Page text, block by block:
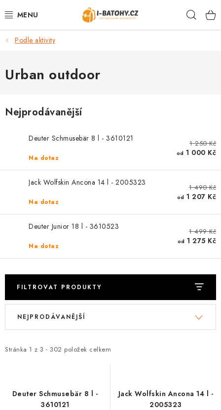
na
VÝPRODEJ %
BATOHY
CESTOVNÍ ZAVAZADLA
PENĚŽENKY
DOPLŇKY A PŘÍSLUŠENSTVÍ
PODLE AKTIVITY
ZNAČKY
Doprava a platba Vše o nákupu Kontakty
Poradna
O nás
Blog
Podle aktivity
Urban outdoor
Nejprodávanější
Deuter Schmusebär 8 l - 3610121
Na dotaz
1 250 Kč
od 1 000 Kč
Jack Wolfskin Ancona 14 l - 2005323
Na dotaz
1 490 Kč
od 1 207 Kč
Deuter Junior 18 l - 3610523
Na dotaz
1 499 Kč
od 1 275 Kč
FILTROVAT PRODUKTY
V
i
Stránka 1 z 3 - 302 položek celkem
Ř
e
NEJPRODÁVANĚJŠÍ
Deuter Schmusebär 8 l -
3610121
Jack Wolfskin Ancona 14 l -
2005323